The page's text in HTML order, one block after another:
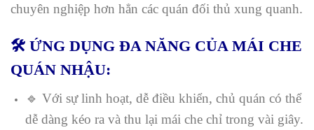
chuyên nghiệp hơn hẳn các quán đối thủ xung quanh.
🛠️ ỨNG DỤNG ĐA NĂNG CỦA MÁI CHE
QUÁN NHẬU:
🔹 Với sự linh hoạt, dễ điều khiển, chủ quán có thể
dễ dàng kéo ra và thu lại mái che chỉ trong vài giây.